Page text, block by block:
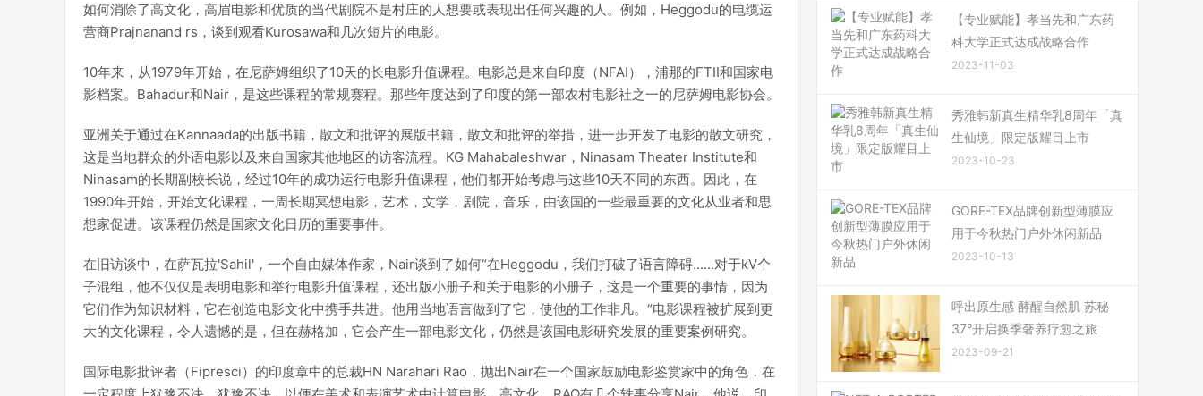
如何消除了高文化，高眉电影和优质的当代剧院不是村庄的人想要或表现出任何兴趣的人。例如，Heggodu的电缆运
营商Prajnanand rs，谈到观看Kurosawa和几次短片的电影。
10年来，从1979年开始，在尼萨姆组织了10天的长电影升值课程。电影总是来自印度（NFAI），浦那的FTII和国家电
影档案。Bahadur和Nair，是这些课程的常规赛程。那些年度达到了印度的第一部农村电影社之一的尼萨姆电影协会。
亚洲关于通过在Kannaada的出版书籍，散文和批评的展版书籍，散文和批评的举措，进一步开发了电影的散文研究，
这是当地群众的外语电影以及来自国家其他地区的访客流程。KG Mahabaleshwar，Ninasam Theater Institute和
Ninasam的长期副校长说，经过10年的成功运行电影升值课程，他们都开始考虑与这些10天不同的东西。因此，在
1990年开始，开始文化课程，一周长期冥想电影，艺术，文学，剧院，音乐，由该国的一些最重要的文化从业者和思
想家促进。该课程仍然是国家文化日历的重要事件。
在旧访谈中，在萨瓦拉'Sahil'，一个自由媒体作家，Nair谈到了如何“在Heggodu，我们打破了语言障碍......对于kV个
子混组，他不仅仅是表明电影和举行电影升值课程，还出版小册子和关于电影的小册子，这是一个重要的事情，因为
它们作为知识材料，它在创造电影文化中携手共进。他用当地语言做到了它，使他的工作非凡。“电影课程被扩展到更
大的文化课程，令人遗憾的是，但在赫格加，它会产生一部电影文化，仍然是该国电影研究发展的重要案例研究。
国际电影批评者（Fipresci）的印度章中的总裁HN Narahari Rao，抛出Nair在一个国家鼓励电影鉴赏家中的角色，在
【专业赋能】孝当先和广东药
科大学正式达成战略合作
2023-11-03
秀雅韩新真生精华乳8周年「真
生仙境」限定版耀目上市
2023-10-23
GORE-TEX品牌创新型薄膜应
用于今秋热门户外休闲新品
2023-10-13
呼出原生感 酵醒自然肌 苏秘
37°开启换季奢养疗愈之旅
2023-09-21